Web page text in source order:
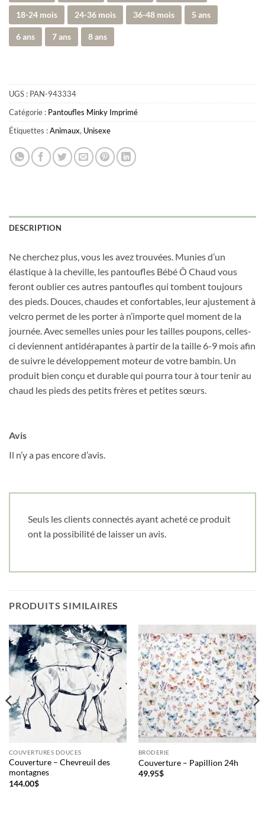
18-24 mois 24-36 mois 36-48 mois 5 ans
6 ans 7 ans 8 ans
UGS : PAN-943334
Catégorie : Pantoufles Minky Imprimé
Étiquettes :Animaux, Unisexe
DESCRIPTION
Ne cherchez plus, vous les avez trouvées. Munies d’un
élastique à la cheville, les pantoufles Bébé Ô Chaud vous
feront oublier ces autres pantoufles qui tombent toujours
des pieds. Douces, chaudes et confortables, leur ajustement à
velcro permet de les porter à n’importe quel moment de la
journée. Avec semelles unies pour les tailles poupons, celles-
ci deviennent antidérapantes à partir de la taille 6-9 mois afin
de suivre le développement moteur de votre bambin. Un
produit bien conçu et durable qui pourra tour à tour tenir au
chaud les pieds des petits frères et petites sœurs.
Avis
Il n’y a pas encore d’avis.
Seuls les clients connectés ayant acheté ce produit
ont la possibilité de laisser un avis.
PRODUITS SIMILAIRES
COUVERTURES DOUCES
Couverture – Chevreuil des
montagnes
144.00$
BRODERIE
Couverture – Papillion 24h
49.95$